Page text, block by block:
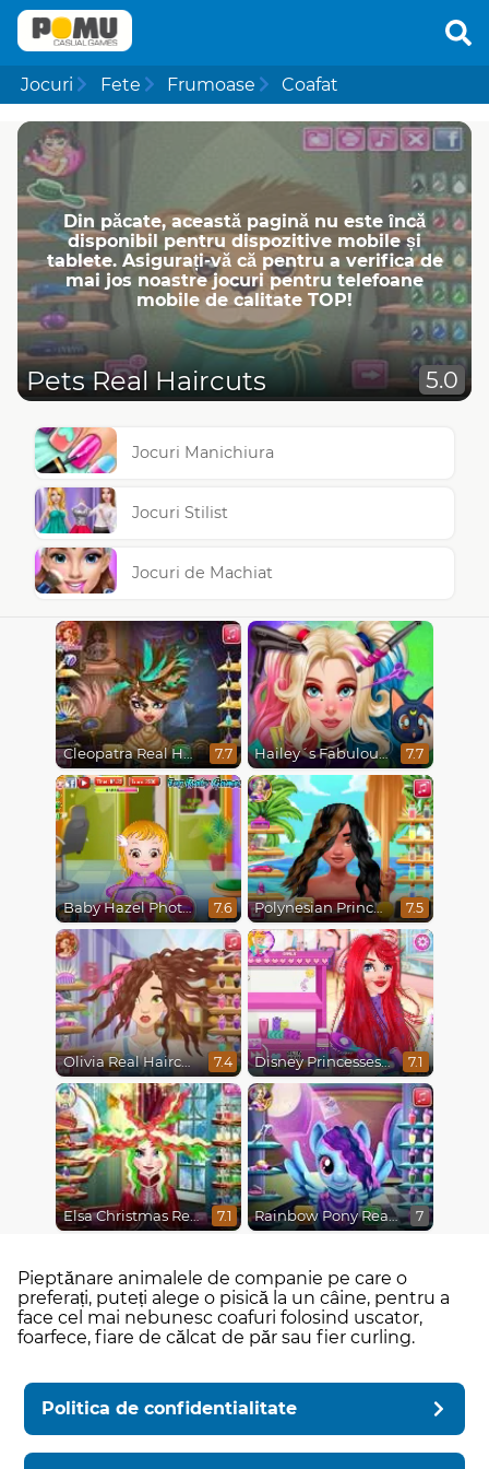
Jocuri Fete Frumoase Coafat
Din păcate, această pagină nu este încă
disponibil pentru dispozitive mobile și
tablete. Asigurați-vă că pentru a verifica de
mai jos noastre jocuri pentru telefoane
mobile de calitate TOP!
Pets Real Haircuts 5.0
Jocuri Manichiura
Jocuri Stilist
Jocuri de Machiat
Cleopatra Real Haircuts 7.7 Hailey´s Fabulous Hairstyle Challenge 7.7
Baby Hazel Photoshoot 7.6 Polynesian Princess Real Haircuts 7.5
Olivia Real Haircuts 7.4 Disney Princesses Makeover Salon 7.1
Elsa Christmas Real Haircuts 7.1 Rainbow Pony Real Haircuts 7
Pieptănare animalele de companie pe care o
preferați, puteți alege o pisică la un câine, pentru a
face cel mai nebunesc coafuri folosind uscator,
foarfece, fiare de călcat de păr sau fier curling.
Politica de confidentialitate